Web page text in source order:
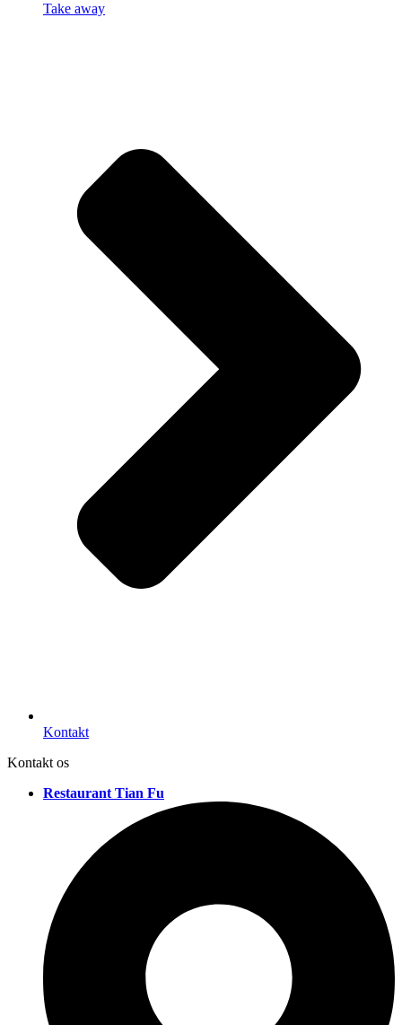
Take away
Kontakt
Kontakt os
Restaurant Tian Fu